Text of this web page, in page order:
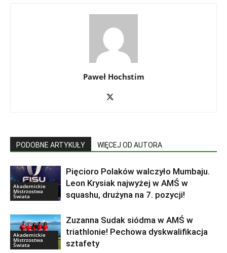
Paweł Hochstim
PODOBNE ARTYKUŁY WIĘCEJ OD AUTORA
Akademickie
Mistrzostwa
Świata
Pięcioro Polaków walczyło Mumbaju.
Leon Krysiak najwyżej w AMŚ w
squashu, drużyna na 7. pozycji!
Akademickie
Mistrzostwa
Świata
Zuzanna Sudak siódma w AMŚ w
triathlonie! Pechowa dyskwalifikacja
sztafety